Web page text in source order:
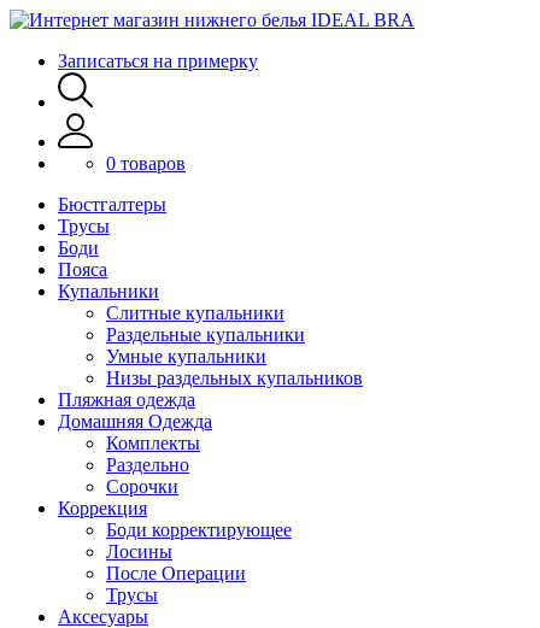
Записаться на примерку
0 товаров
Бюстгалтеры
Трусы
Боди
Пояса
Купальники
Слитные купальники
Раздельные купальники
Умные купальники
Низы раздельных купальников
Пляжная одежда
Домашняя Одежда
Комплекты
Раздельно
Сорочки
Коррекция
Боди корректирующее
Лосины
После Операции
Трусы
Аксесуары